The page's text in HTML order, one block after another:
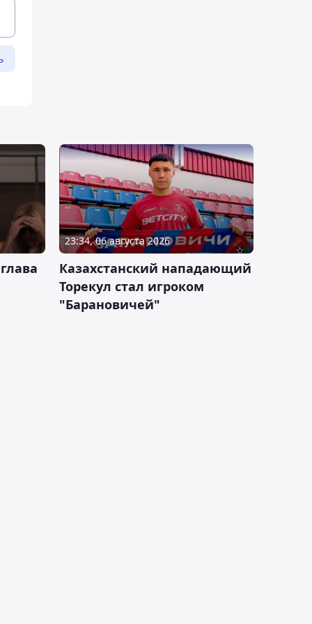
23:34, 06 августа 2026
Казахстанский нападающий
Торекул стал игроком
"Барановичей"